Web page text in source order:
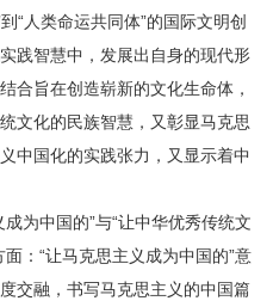
“人类命运共同体”的国际文明创
践智慧中，发展出自身的现代形
合旨在创造崭新的文化生命体，
文化的民族智慧，又彰显马克思
中国化的实践张力，又显示着中
中国的”与“让中华优秀传统文
：“让马克思主义成为中国的”意
交融，书写马克思主义的中国篇